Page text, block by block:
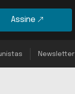
Assine
Newsletter